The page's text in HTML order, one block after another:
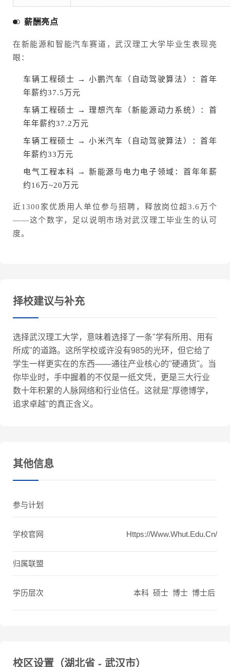
薪酬亮点
在新能源和智能汽车赛道，武汉理工大学毕业生表现亮
眼：
车辆工程硕士 → 小鹏汽车（自动驾驶算法）：首年
年薪约37.5万元
车辆工程硕士 → 理想汽车（新能源动力系统）：首
年年薪约37.2万元
车辆工程硕士 → 小米汽车（自动驾驶算法）：首年
年薪约33万元
电气工程本科 → 新能源与电力电子领域：首年年薪
约16万~20万元
近1300家优质用人单位参与招聘，释放岗位超3.6万个
——这个数字，足以说明市场对武汉理工毕业生的认可
度。
择校建议与补充
选择武汉理工大学，意味着选择了一条"学有所用、用有
所成"的道路。这所学校或许没有985的光环，但它给了
学生一样更实在的东西——通往产业核心的"硬通货"。当
你毕业时，手中握着的不仅是一纸文凭，更是三大行业
数十年积累的人脉网络和行业信任。这就是"厚德博学，
追求卓越"的真正含义。
其他信息
参与计划
学校官网 Https://www.whut.edu.cn/
归属联盟
学历层次 本科 硕士 博士 博士后
校区设置（湖北省 - 武汉市）